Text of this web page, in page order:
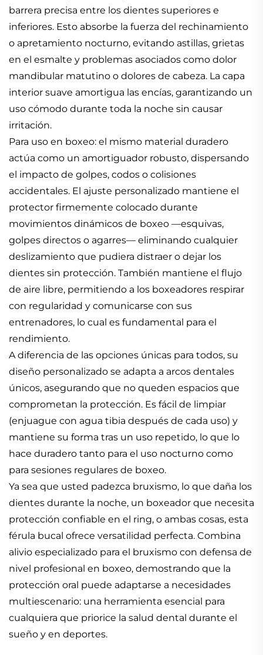
barrera precisa entre los dientes superiores e
inferiores. Esto absorbe la fuerza del rechinamiento
o apretamiento nocturno, evitando astillas, grietas
en el esmalte y problemas asociados como dolor
mandibular matutino o dolores de cabeza. La capa
interior suave amortigua las encías, garantizando un
uso cómodo durante toda la noche sin causar
irritación.
Para uso en boxeo: el mismo material duradero
actúa como un amortiguador robusto, dispersando
el impacto de golpes, codos o colisiones
accidentales. El ajuste personalizado mantiene el
protector firmemente colocado durante
movimientos dinámicos de boxeo —esquivas,
golpes directos o agarres— eliminando cualquier
deslizamiento que pudiera distraer o dejar los
dientes sin protección. También mantiene el flujo
de aire libre, permitiendo a los boxeadores respirar
con regularidad y comunicarse con sus
entrenadores, lo cual es fundamental para el
rendimiento.
A diferencia de las opciones únicas para todos, su
diseño personalizado se adapta a arcos dentales
únicos, asegurando que no queden espacios que
comprometan la protección. Es fácil de limpiar
(enjuague con agua tibia después de cada uso) y
mantiene su forma tras un uso repetido, lo que lo
hace duradero tanto para el uso nocturno como
para sesiones regulares de boxeo.
Ya sea que usted padezca bruxismo, lo que daña los
dientes durante la noche, un boxeador que necesita
protección confiable en el ring, o ambas cosas, esta
férula bucal ofrece versatilidad perfecta. Combina
alivio especializado para el bruxismo con defensa de
nivel profesional en boxeo, demostrando que la
protección oral puede adaptarse a necesidades
multiescenario: una herramienta esencial para
cualquiera que priorice la salud dental durante el
sueño y en deportes.